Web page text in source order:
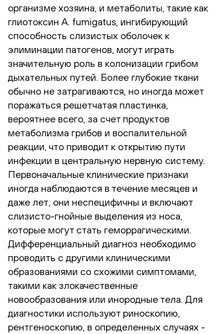
организме хозяина, и метаболиты, такие как
глиотоксин A. fumigatus, ингибирующий
способность слизистых оболочек к
элиминации патогенов, могут играть
значительную роль в колонизации грибом
дыхательных путей. Более глубокие ткани
обычно не затрагиваются, но иногда может
поражаться решетчатая пластинка,
вероятнее всего, за счет продуктов
метаболизма грибов и воспалительной
реакции, что приводит к открытию пути
инфекции в центральную нервную систему.
Первоначальные клинические признаки
иногда наблюдаются в течение месяцев и
даже лет, они неспецифичны и включают
слизисто-гнойные выделения из носа,
которые могут стать геморрагическими.
Дифференциальный диагноз необходимо
проводить с другими клиническими
образованиями со схожими симптомами,
такими как злокачественные
новообразования или инородные тела. Для
диагностики используют риноскопию,
рентгеноскопию, в определенных случаях -